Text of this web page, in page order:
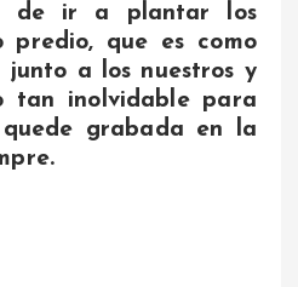
de ir a plantar los
predio, que es como
a los nuestros y
tan inolvidable para
grabada en la